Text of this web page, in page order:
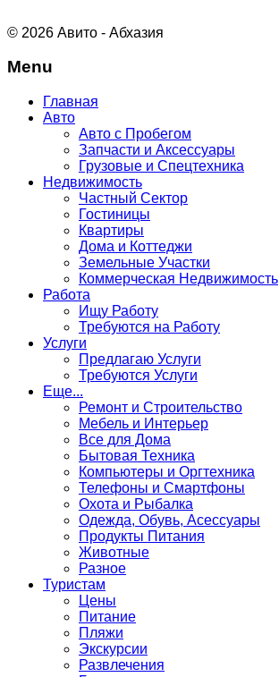
© 2026 Авито - Абхазия
Menu
Главная
Авто
Авто с Пробегом
Запчасти и Аксессуары
Грузовые и Спецтехника
Недвижимость
Частный Сектор
Гостиницы
Квартиры
Дома и Коттеджи
Земельные Участки
Коммерческая Недвижимость
Работа
Ищу Работу
Требуются на Работу
Услуги
Предлагаю Услуги
Требуются Услуги
Еще...
Ремонт и Строительство
Мебель и Интерьер
Все для Дома
Бытовая Техника
Компьютеры и Оргтехника
Телефоны и Смартфоны
Охота и Рыбалка
Одежда, Обувь, Асессуары
Продукты Питания
Животные
Разное
Туристам
Цены
Питание
Пляжи
Экскурсии
Развлечения